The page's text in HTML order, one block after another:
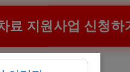
료 지원사업 신청하